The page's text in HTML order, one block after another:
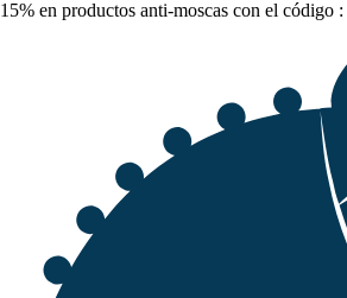
15% en productos anti-moscas con el código :